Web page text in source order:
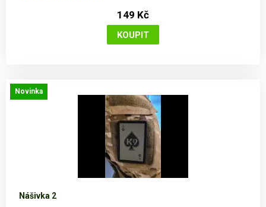
149 Kč
Novinka
Nášivka 2